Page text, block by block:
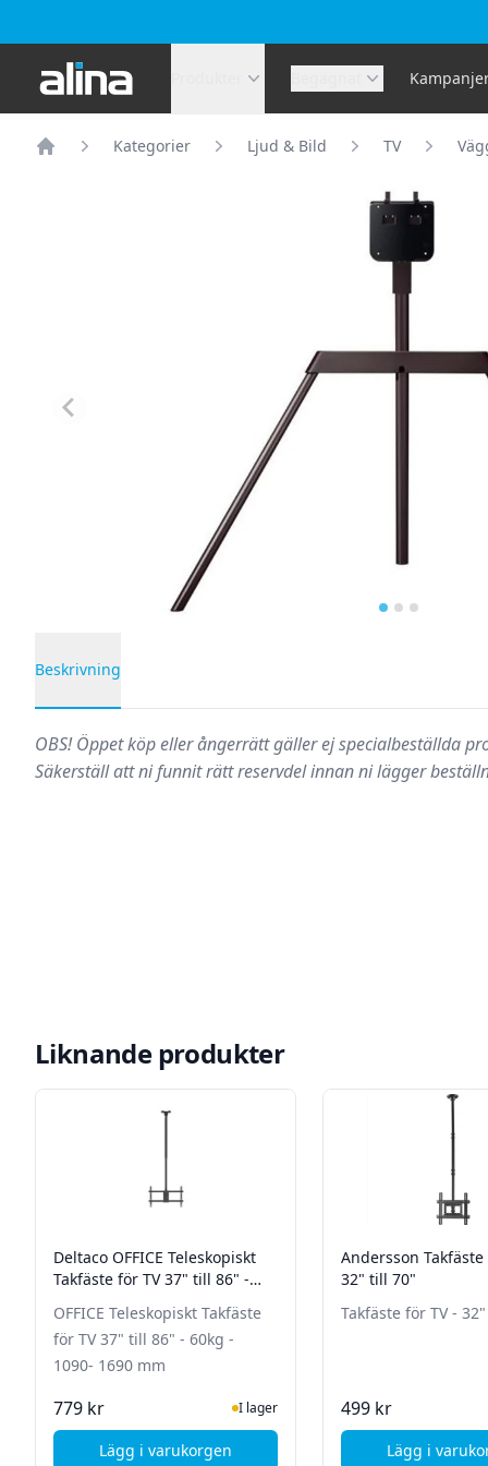
Alina.se
Kategorier Ljud & Bild TV
Beskrivning
OBS!Öppet köp eller ångerrätt gäller ej specialbeställda
Säkerställ att ni funnit rätt reservdel innan ni lägger
Liknande produkter
Deltaco OFFICE Teleskopiskt
Takfäste för TV 37" till 86" -
OFFICE Teleskopiskt Takfäste
för TV 37" till 86" - 60kg -
1090- 1690 mm
779 kr I lager
Lägg i varukorgen, Deltaco OFFICE Teleskopiskt Takfäste för
Andersson Takfäste
32" till 70"
Takfäste för TV -
499 kr I
Lägg i ,